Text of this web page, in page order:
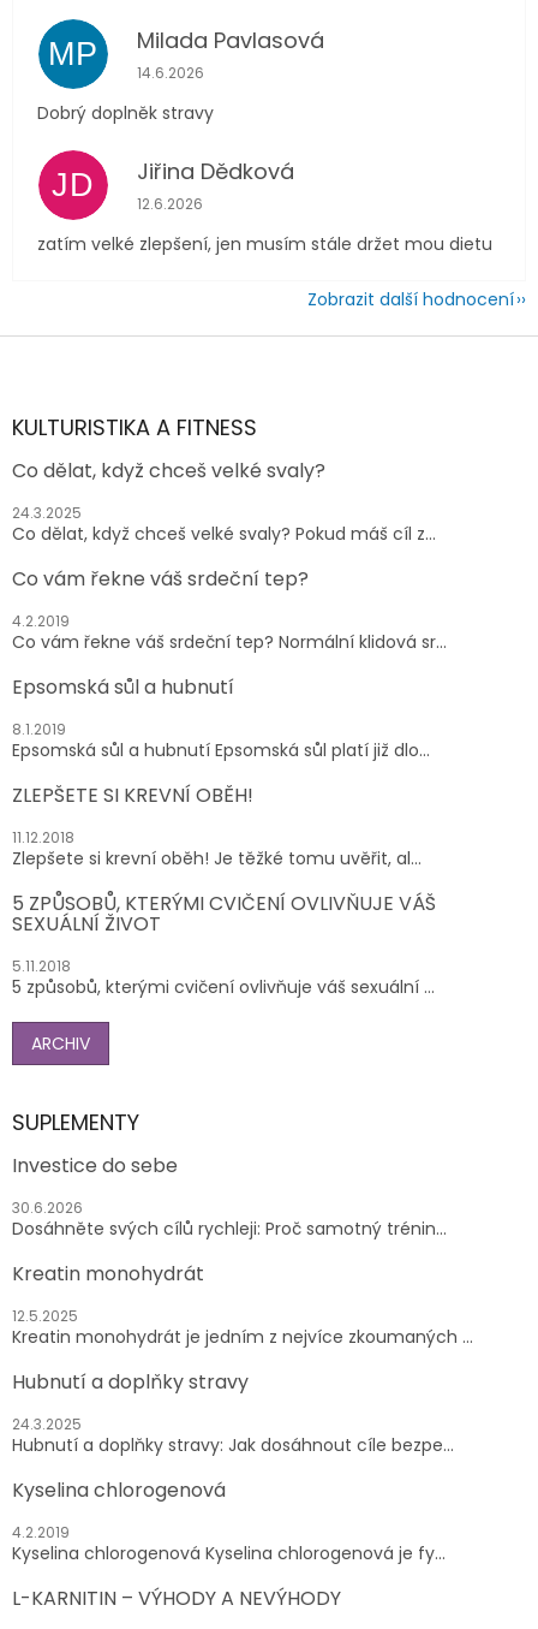
MP Milada Pavlasová
Hodnocení obchodu je 5 z 5 hvězdiček.
14.6.2026
Dobrý doplněk stravy
JD Jiřina Dědková
Hodnocení obchodu je 4 z 5 hvězdiček.
12.6.2026
zatím velké zlepšení, jen musím stále držet mou dietu
Zobrazit další hodnocení
Z
aKULTURISTIKA A FITNESS
Co dělat, když chceš velké svaly?
24.3.2025
Co dělat, když chceš velké svaly? Pokud máš cíl z...
Co vám řekne váš srdeční tep?
4.2.2019
Co vám řekne váš srdeční tep? Normální klidová sr...
Epsomská sůl a hubnutí
8.1.2019
Epsomská sůl a hubnutí Epsomská sůl platí již dlo...
ZLEPŠETE SI KREVNÍ OBĚH!
11.12.2018
Zlepšete si krevní oběh! Je těžké tomu uvěřit, al...
5 ZPŮSOBŮ, KTERÝMI CVIČENÍ OVLIVŇUJE VÁŠ
SEXUÁLNÍ ŽIVOT
5.11.2018
5 způsobů, kterými cvičení ovlivňuje váš sexuální ...
ARCHIV
SUPLEMENTY
Investice do sebe
30.6.2026
Dosáhněte svých cílů rychleji: Proč samotný trénin...
Kreatin monohydrát
12.5.2025
Kreatin monohydrát je jedním z nejvíce zkoumaných ...
Hubnutí a doplňky stravy
24.3.2025
Hubnutí a doplňky stravy: Jak dosáhnout cíle bezpe...
Kyselina chlorogenová
4.2.2019
Kyselina chlorogenová Kyselina chlorogenová je fy...
L-KARNITIN – VÝHODY A NEVÝHODY